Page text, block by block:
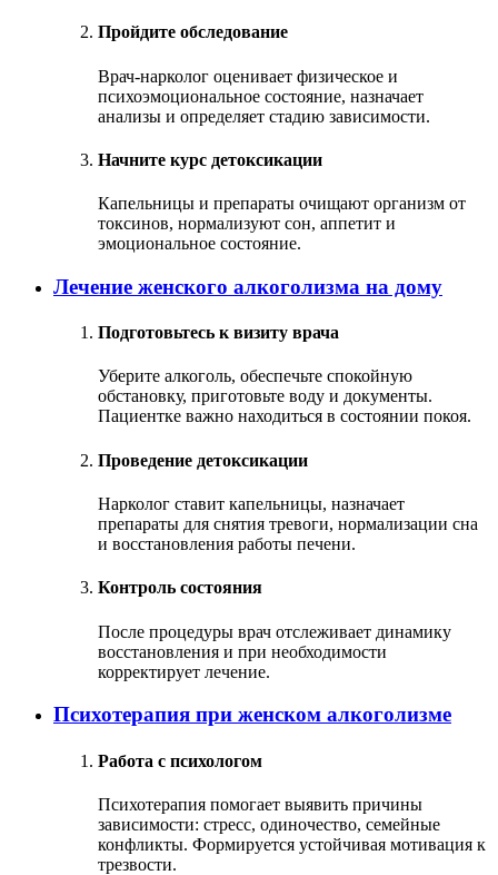
Пройдите обследование
Врач-нарколог оценивает физическое и
психоэмоциональное состояние, назначает
анализы и определяет стадию зависимости.
Начните курс детоксикации
Капельницы и препараты очищают организм от
токсинов, нормализуют сон, аппетит и
эмоциональное состояние.
Лечение женского алкоголизма на дому
Подготовьтесь к визиту врача
Уберите алкоголь, обеспечьте спокойную
обстановку, приготовьте воду и документы.
Пациентке важно находиться в состоянии покоя.
Проведение детоксикации
Нарколог ставит капельницы, назначает
препараты для снятия тревоги, нормализации сна
и восстановления работы печени.
Контроль состояния
После процедуры врач отслеживает динамику
восстановления и при необходимости
корректирует лечение.
Психотерапия при женском алкоголизме
Работа с психологом
Психотерапия помогает выявить причины
зависимости: стресс, одиночество, семейные
конфликты. Формируется устойчивая мотивация к
трезвости.